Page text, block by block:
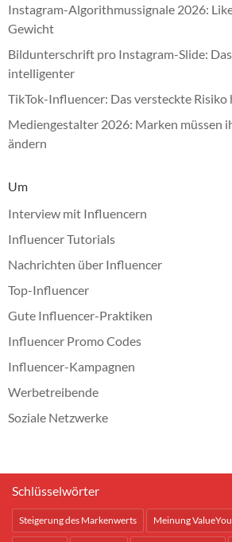
Instagram-Algorithmussignale 2026:
Gewicht
Bildunterschrift pro Instagram-Slide:
intelligenter
TikTok-Influencer: Das versteckte
Mediengestalter 2026: Marken müssen
ändern
Um
Interview mit Influencern
Influencer Tutorials
Nachrichten über Influencer
Top-Influencer
Gute Influencer-Praktiken
Influencer Promo Codes
Influencer-Kampagnen
Werbetreibende
Soziale Netzwerke
Schlüsselwörter
Steigerung des Markenwerts Meinung